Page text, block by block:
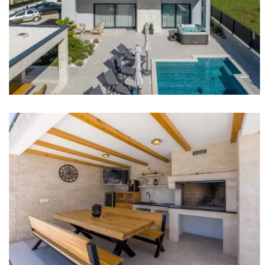
Pećnica
Frižider
Mikrovalna
Kuhalo za vodu
Perilica suđa
Aparat za kavu
Posuđe
Dnevna soba